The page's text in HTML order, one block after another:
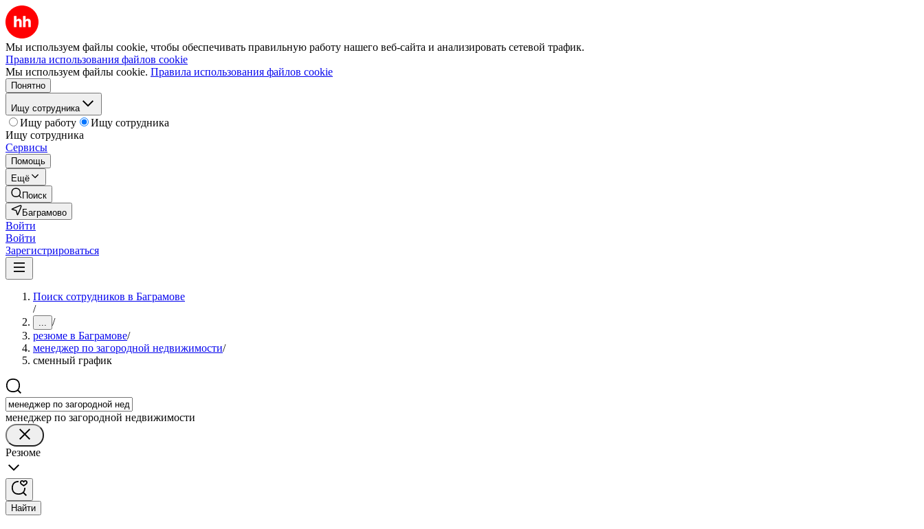
Мы используем файлы cookie, чтобы обеспечивать правильную работу нашего веб-сайта и анализировать сетевой трафик.
Правила использования файлов cookie
Мы используем файлы cookie. Правила использования файлов cookie
Понятно
Ищу сотрудника
Ищу работу
Ищу сотрудника
Ищу сотрудника
Сервисы
Помощь
Ещё
Поиск
Баграмово
Войти
Войти
Зарегистрироваться
Поиск сотрудников в Баграмове
/
... /
резюме в Баграмове/
менеджер по загородной недвижимости/
сменный график
менеджер по загородной недвижимости
Резюме
Найти